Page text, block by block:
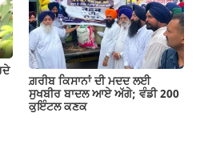
ਗ਼ਰੀਬ ਕਿਸਾਨਾਂ ਦੀ ਮਦਦ ਲਈ
ਸੁਖਬੀਰ ਬਾਦਲ ਆਏ ਅੱਗੇ; ਵੰਡੀ 200
ਕੁਇੰਟਲ ਕਣਕ